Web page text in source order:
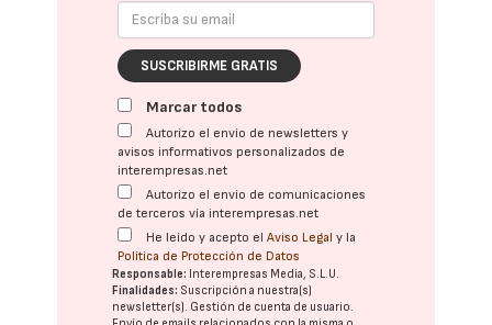
SUSCRIBIRME GRATIS
Marcar todos
Autorizo el envío de newsletters y
avisos informativos personalizados de
interempresas.net
Autorizo el envío de comunicaciones
de terceros vía interempresas.net
He leído y acepto elAviso Legal y la
Política de Protección de Datos
Responsable: Interempresas Media, S.L.U.
Finalidades: Suscripción a nuestra(s)
newsletter(s). Gestión de cuenta de usuario.